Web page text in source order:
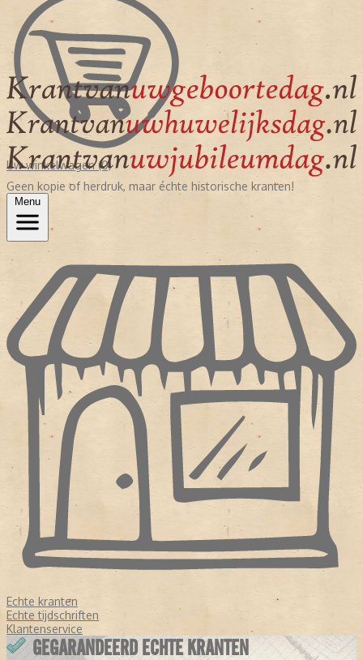
Uw winkelwagen (0)
Geen kopie of herdruk, maar échte historische kranten!
Menu
Echte kranten
Echte tijdschriften
Klantenservice
GEGARANDEERD ECHTE KRANTEN